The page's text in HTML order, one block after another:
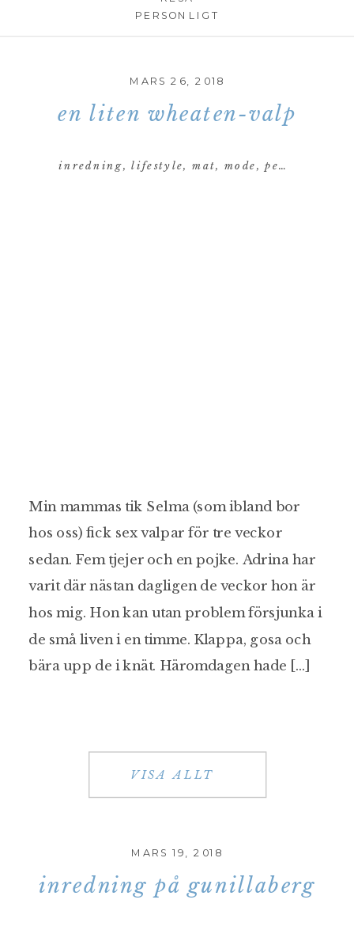
PERSONLIGT
en liten wheaten-valp
Min mammas tik Selma (som ibland bor
hos oss) fick sex valpar för tre veckor
sedan. Fem tjejer och en pojke. Adrina har
varit där nästan dagligen de veckor hon är
hos mig. Hon kan utan problem försjunka i
de små liven i en timme. Klappa, gosa och
bära upp de i knät. Häromdagen hade […]
MARS 26, 2018
inredning,lifestyle,mat, mode,personligt
VISA ALLT
inredning på gunillaberg
MARS 19, 2018